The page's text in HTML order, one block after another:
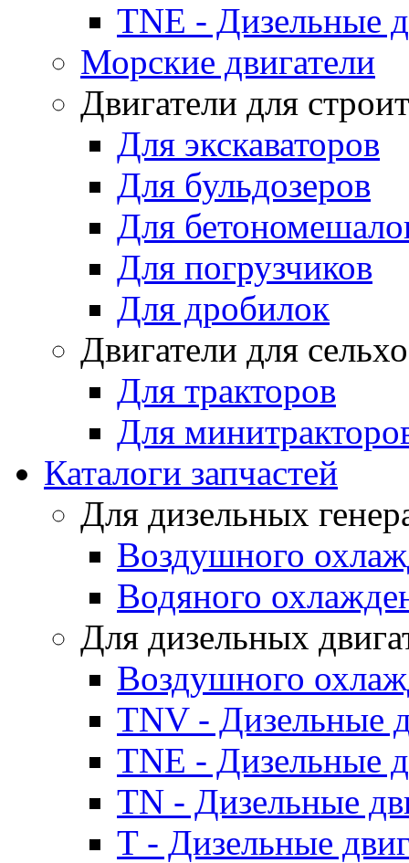
TNE - Дизельные
Морские двигатели
Двигатели для
Для экскаваторов
Для бульдозеров
Для
Для погрузчиков
Для дробилок
Двигатели для
Для тракторов
Для
Каталоги запчастей
Для дизельных
Воздушного
Водяного
Для дизельных
Воздушного
TNV - Дизельные
TNE - Дизельные
TN - Дизельные
T - Дизельные